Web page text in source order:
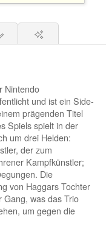
Nintendo
und ist ein Side-
prägenden Titel
Spiels spielt in der
um drei Helden:
der zum
Kampfkünstler;
Die
von Haggars Tochter
Gang, was das Trio
um gegen die